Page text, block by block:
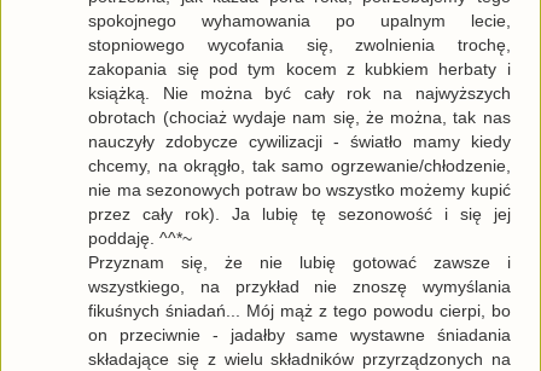
spokojnego wyhamowania po upalnym lecie,
stopniowego wycofania się, zwolnienia trochę,
zakopania się pod tym kocem z kubkiem herbaty i
książką. Nie można być cały rok na najwyższych
obrotach (chociaż wydaje nam się, że można, tak nas
nauczyły zdobycze cywilizacji - światło mamy kiedy
chcemy, na okrągło, tak samo ogrzewanie/chłodzenie,
nie ma sezonowych potraw bo wszystko możemy kupić
przez cały rok). Ja lubię tę sezonowość i się jej
poddaję. ^^*~
Przyznam się, że nie lubię gotować zawsze i
wszystkiego, na przykład nie znoszę wymyślania
fikuśnych śniadań... Mój mąż z tego powodu cierpi, bo
on przeciwnie - jadałby same wystawne śniadania
składające się z wielu składników przyrządzonych na